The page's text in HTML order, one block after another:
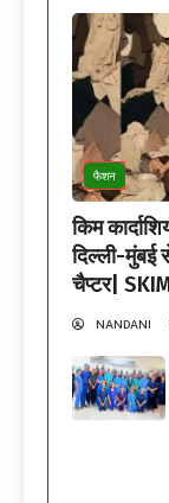
फैशन
किम
दिल्ली-मुंबई
चैप्टर|
NANDANI